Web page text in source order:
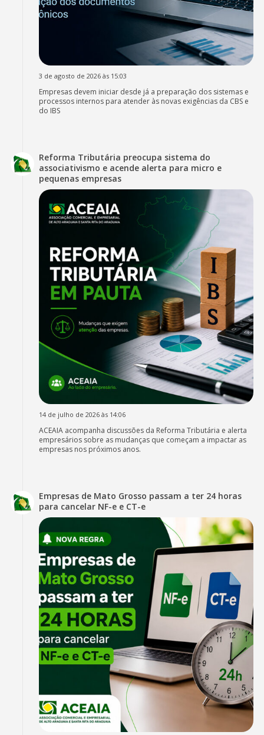
3 de agosto de 2026 às 15:03
Empresas devem iniciar desde já a preparação dos sistemas e
processos internos para atender às novas exigências da CBS e
do IBS
Reforma Tributária preocupa sistema do
associativismo e acende alerta para micro e
pequenas empresas
14 de julho de 2026 às 14:06
ACEAIA acompanha discussões da Reforma Tributária e alerta
empresários sobre as mudanças que começam a impactar as
empresas nos próximos anos.
Empresas de Mato Grosso passam a ter 24 horas
para cancelar NF-e e CT-e